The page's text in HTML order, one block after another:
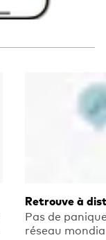
Retrouve à
Pas de
réseau